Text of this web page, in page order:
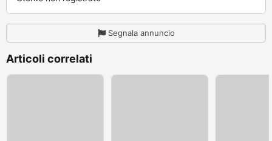
Segnala annuncio
Articoli correlati